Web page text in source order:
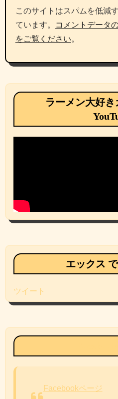
このサイトはスパムを低減
ています。
コメントデータ
をご覧ください。
ラーメン大好
エックス
ツイート
Facebookページ